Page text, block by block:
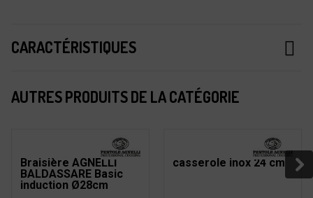
CARACTÉRISTIQUES
AUTRES PRODUITS DE LA CATÉGORIE
Braisière AGNELLI
BALDASSARE Basic
induction Ø28cm
casserole inox 24 cm